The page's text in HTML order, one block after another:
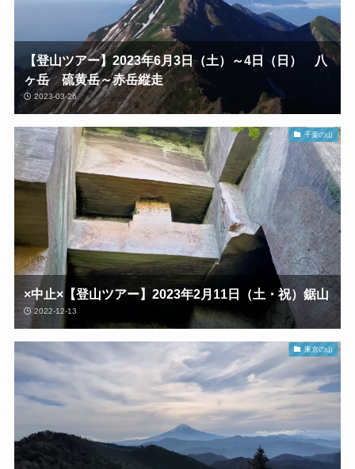
【登山ツアー】2023年6月3日（土）～4日（日） 八
ヶ岳 硫黄岳～赤岳縦走
2023-03-26
千葉の山
×中止×【登山ツアー】2023年2月11日（土・祝）鋸山
2022-12-13
東京の山